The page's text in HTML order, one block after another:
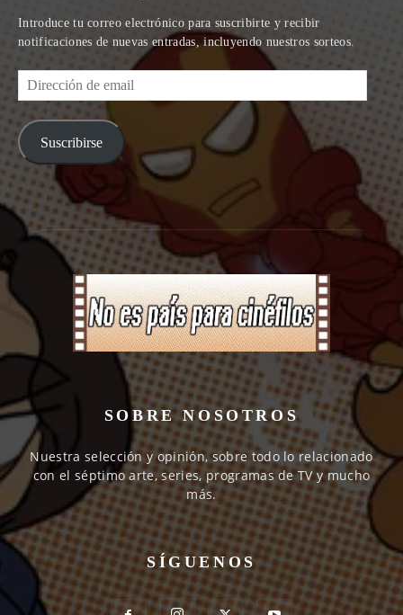
Introduce tu correo electrónico para suscribirte y recibir
notificaciones de nuevas entradas, incluyendo nuestros sorteos.
Dirección
de
email
Suscribirse
SOBRE NOSOTROS
Nuestra selección y opinión, sobre todo lo relacionado
con el séptimo arte, series, programas de TV y mucho
más.
SÍGUENOS